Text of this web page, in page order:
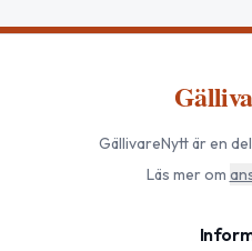
GällivareNyttär en
Läs mer om